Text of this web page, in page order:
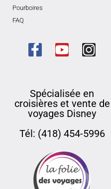
Pourboires
FAQ
Spécialisée en
croisières et vente de
voyages Disney
Tél: (418) 454-5996